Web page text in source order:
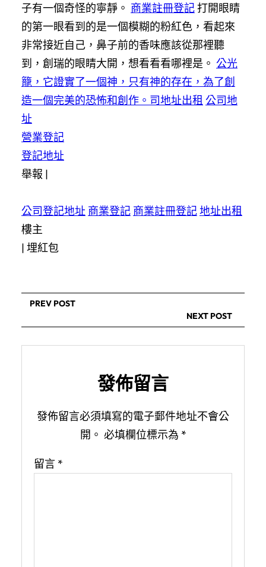
子有一個奇怪的寧靜。 商業註冊登記打開眼睛
的第一眼看到的是一個模糊的粉紅色，看起來
非常接近自己，鼻子前的香味應該從那裡聽
到，創瑞的眼睛大開，想看看看哪裡是。 公光
籠，它證實了一個神，只有神的存在，為了創
造一個完美的恐怖和創作。司地址出租 公司地
址
營業登記
登記地址
舉報 |
公司登記地址 商業登記 商業註冊登記地址出租
樓主
| 埋紅包
PREV POST
NEXT POST
發佈留言
發佈留言必須填寫的電子郵件地址不會公
開。 必填欄位標示為 *
留言 *